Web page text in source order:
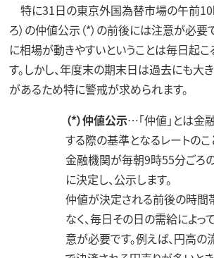
特に31日の東京外国為替市場の午前10
ろ）の仲値公示（*）の前後には注意が必要
に相場が動きやすいということは毎日起
す。しかし、年度末の期末日は過去にも大
があるため特に警戒が求められます。
（*）仲値公示…「仲値」とは金
する際の基準となるレートのこ
金融機関が毎朝9時55分ごろ
に決定し、公示します。
仲値が決定される前後の時間
なく、毎日その日の需給によっ
意が必要です。例えば、円高の